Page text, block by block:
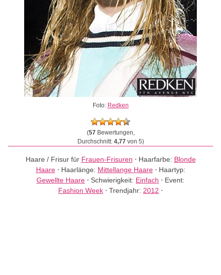
Foto: Redken
(57Bewertungen,
Durchschnitt: 4,77von 5)
Haare / Frisur für Frauen-Frisuren ⋅ Haarfarbe: Blonde
Haare⋅ Haarlänge: Mittellange Haare⋅ Haartyp:
Gewellte Haare ⋅ Schwierigkeit: Einfach ⋅ Event:
Fashion Week ⋅ Trendjahr: 2012 ⋅